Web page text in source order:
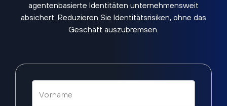
agentenbasierte Identitäten unternehmensweit
absichert. Reduzieren Sie Identitätsrisiken, ohne das
Geschäft auszubremsen.